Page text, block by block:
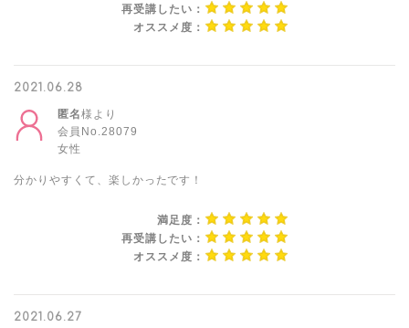
再受講したい：
オススメ度：
2021.06.28
匿名様より
会員No.28079
女性
分かりやすくて、楽しかったです！
満足度：
再受講したい：
オススメ度：
2021.06.27